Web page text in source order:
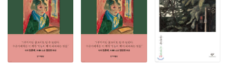
소설집 『피어라 수선화』, 『내 생의 알리바이』, 『멋진 한세상』, 『명랑한 밤
길』, 『나는 죽지 않겠다』, 장편소설 『유랑가족』, 『내가 가장 예뻤을 때』,
『영란』, 『꽃 같은 시절』, 『그 노래는 어디서 왔을까』 등이 있다.